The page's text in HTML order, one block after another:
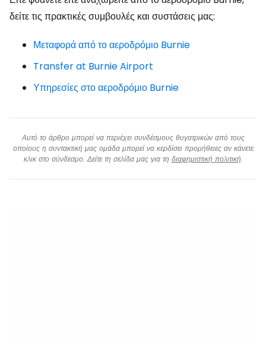
δείτε τις πρακτικές συμβουλές και συστάσεις μας:
Μεταφορά από το αεροδρόμιο Burnie
Transfer at Burnie Airport
Υπηρεσίες στο αεροδρόμιο Burnie
Αυτό το άρθρο μπορεί να περιέχει συνδέσμους θυγατρικών από τους
οποίους η συντακτική μας ομάδα μπορεί να κερδίσει προμήθειες αν κάνετε
κλικ στο σύνδεσμο. Δείτε τη σελίδα μας για τη διαφημιστική πολιτική.